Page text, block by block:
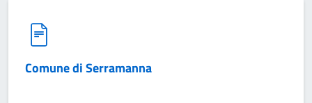
Comune di Serramanna